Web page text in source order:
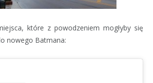
które z powodzeniem mogłyby się
nowego Batmana: